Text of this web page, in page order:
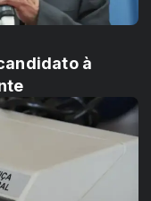
à